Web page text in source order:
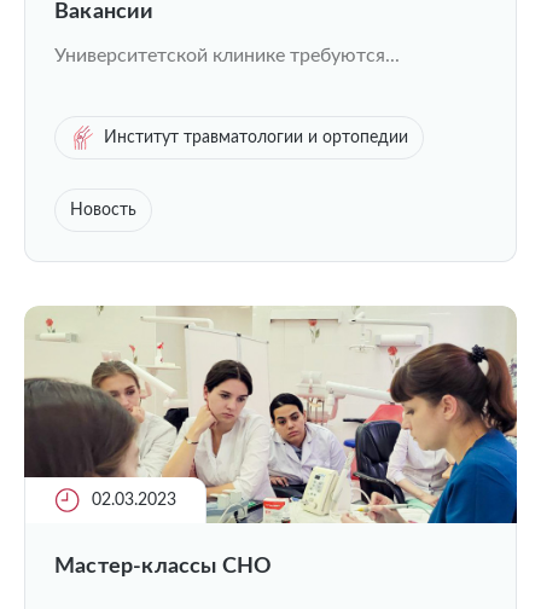
Вакансии
Университетской клинике требуются...
Институт травматологии и ортопедии
Новость
02.03.2023
Мастер-классы СНО